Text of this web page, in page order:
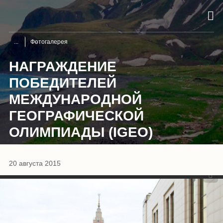
Фотогалерея
НАГРАЖДЕНИЕ
ПОБЕДИТЕЛЕЙ
МЕЖДУНАРОДНОЙ
ГЕОГРАФИЧЕСКОЙ
ОЛИМПИАДЫ (IGEO)
20 августа 2015